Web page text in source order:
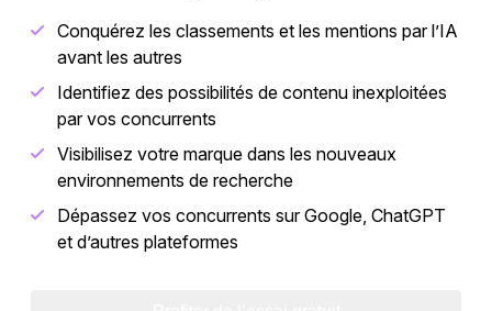
Conquérez les classements et les mentions par l’IA
avant les autres
Identifiez des possibilités de contenu inexploitées
par vos concurrents
Visibilisez votre marque dans les nouveaux
environnements de recherche
Dépassez vos concurrents sur Google, ChatGPT
et d’autres plateformes